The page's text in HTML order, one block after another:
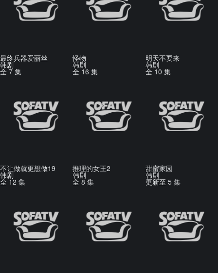
最终兵器爱丽丝
韩剧
怪物
韩剧
明天不要来
韩剧
全 7 集
不让做就更想做19
韩剧
全 16 集
推理的女王2
韩剧
全 10 集
甜蜜家园
韩剧
全 12 集 全 8 集 更新至 5 集